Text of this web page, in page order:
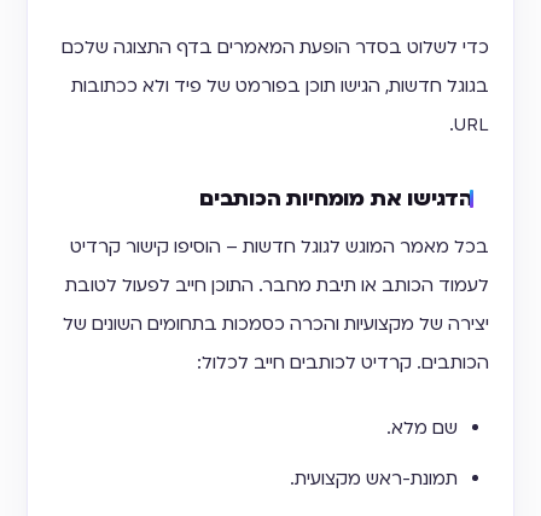
כדי לשלוט בסדר הופעת המאמרים בדף התצוגה שלכם
בגוגל חדשות, הגישו תוכן בפורמט של פיד ולא ככתובות
URL.
הדגישו את מומחיות הכותבים
בכל מאמר המוגש לגוגל חדשות – הוסיפו קישור קרדיט
לעמוד הכותב או תיבת מחבר. התוכן חייב לפעול לטובת
יצירה של מקצועיות והכרה כסמכות בתחומים השונים של
הכותבים. קרדיט לכותבים חייב לכלול:
שם מלא.
תמונת-ראש מקצועית.